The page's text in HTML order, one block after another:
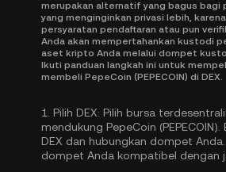
merupakan alternatif yang bagus bagi
yang menginginkan privasi lebih,
persyaratan pendaftaran atau pun
Anda akan mempertahankan kustodi
aset kripto Anda melalui dompet
Ikuti panduan langkah ini untuk
membeli PepeCoin (PEPECOIN) di DEX.
1. Pilih DEX: Pilih bursa
mendukung PepeCoin (PEPECOIN).
DEX dan hubungkan dompet
dompet Anda kompatibel dengan